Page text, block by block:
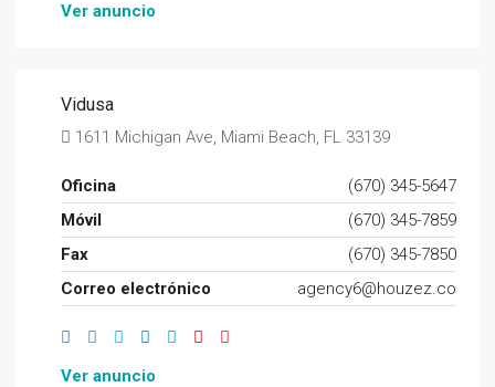
Ver anuncio
Vidusa
1611 Michigan Ave, Miami Beach, FL 33139
Oficina
(670) 345-5647
Móvil
(670) 345-7859
Fax
(670) 345-7850
Correo electrónico
agency6@houzez.co
Ver anuncio